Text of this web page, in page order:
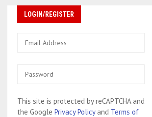
LOGIN/REGISTER
This site is protected by reCAPTCHA and
the Google Privacy Policyand Terms of